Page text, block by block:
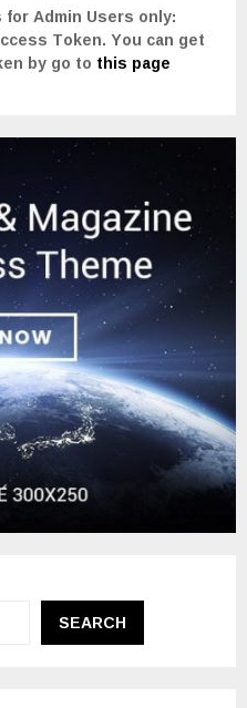
Admin Users only:
Token. You can get
by go to this page
SEARCH